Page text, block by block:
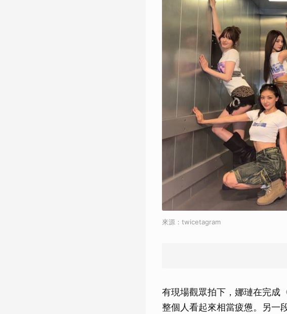
來源：twicetagram
有現場觀眾拍下，娜璉在完成
整個人看起來相當疲憊。另一